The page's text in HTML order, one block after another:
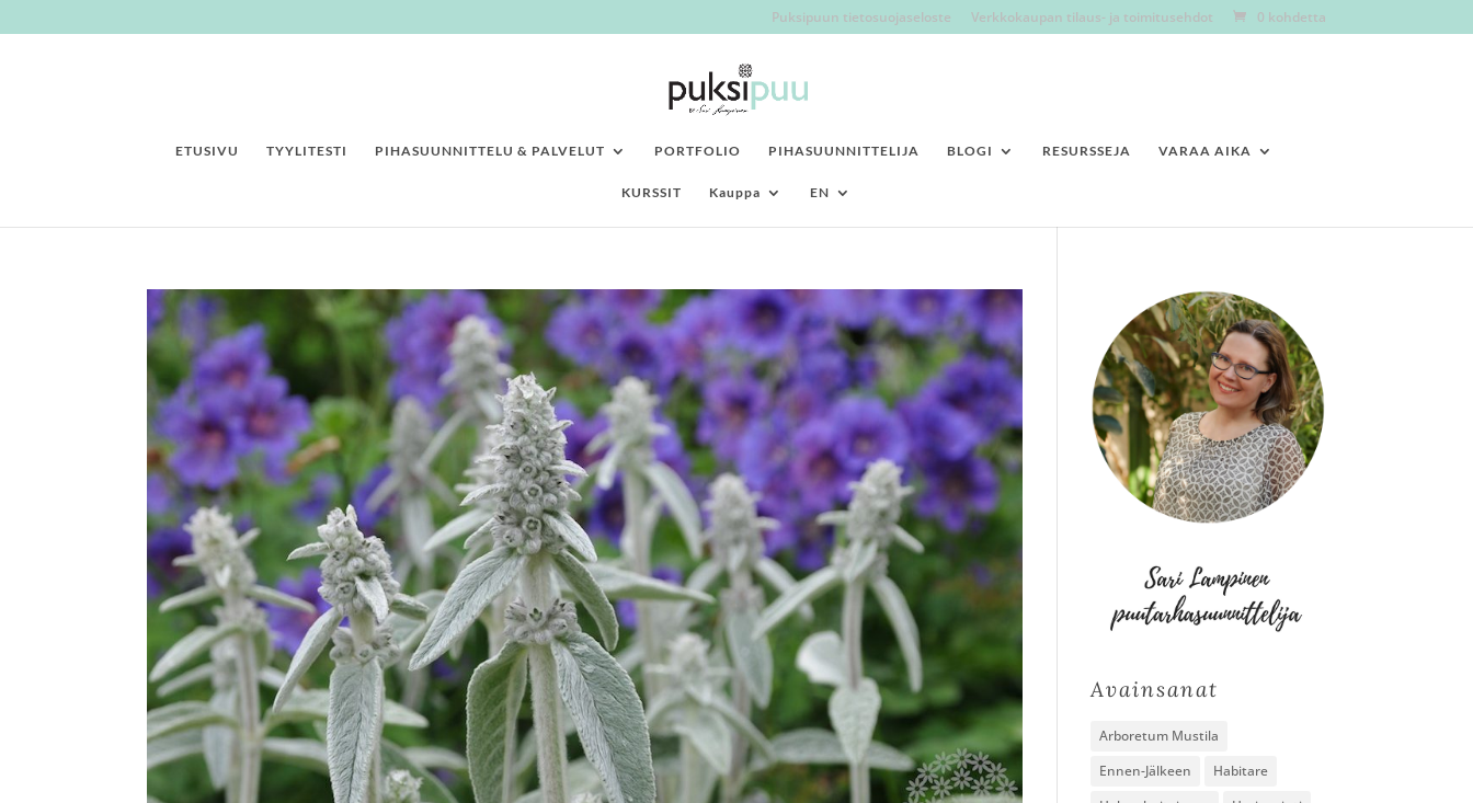
Puksipuun tietosuojaseloste Verkkokaupan tilaus- ja toimitusehdot 0 kohdetta
ETUSIVU TYYLITESTI PIHASUUNNITTELU & PALVELUT PORTFOLIO PIHASUUNNITTELIJA BLOGI RESURSSEJA VARAA AIKA
KURSSIT Kauppa EN
Avainsanat
Arboretum Mustila
Ennen-Jälkeen
Habitare